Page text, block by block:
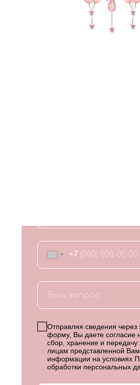
Перл (жемчужный) перламутр
+7
Отправляя сведения через
форму, Вы даете согласие
сбор, хранение и передачу
лицам представленной
информации на условиях
обработки персональных